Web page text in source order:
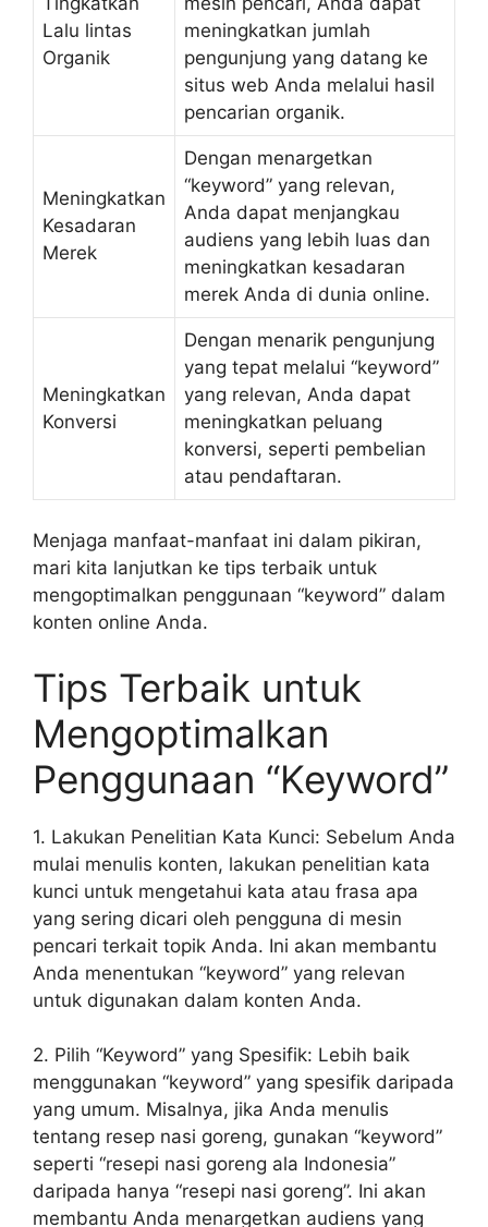
Lalu lintas
Organik
meningkatkan jumlah
pengunjung yang datang ke
situs web Anda melalui hasil
pencarian organik.
Meningkatkan
Kesadaran
Merek
Dengan menargetkan
“keyword” yang relevan,
Anda dapat menjangkau
audiens yang lebih luas dan
meningkatkan kesadaran
merek Anda di dunia online.
Meningkatkan
Konversi
Dengan menarik pengunjung
yang tepat melalui “keyword”
yang relevan, Anda dapat
meningkatkan peluang
konversi, seperti pembelian
atau pendaftaran.
Menjaga manfaat-manfaat ini dalam pikiran,
mari kita lanjutkan ke tips terbaik untuk
mengoptimalkan penggunaan “keyword” dalam
konten online Anda.
Tips Terbaik untuk
Mengoptimalkan
Penggunaan “Keyword”
1. Lakukan Penelitian Kata Kunci: Sebelum Anda
mulai menulis konten, lakukan penelitian kata
kunci untuk mengetahui kata atau frasa apa
yang sering dicari oleh pengguna di mesin
pencari terkait topik Anda. Ini akan membantu
Anda menentukan “keyword” yang relevan
untuk digunakan dalam konten Anda.
2. Pilih “Keyword” yang Spesifik: Lebih baik
menggunakan “keyword” yang spesifik daripada
yang umum. Misalnya, jika Anda menulis
tentang resep nasi goreng, gunakan “keyword”
seperti “resepi nasi goreng ala Indonesia”
daripada hanya “resepi nasi goreng”. Ini akan
membantu Anda menargetkan audiens yang